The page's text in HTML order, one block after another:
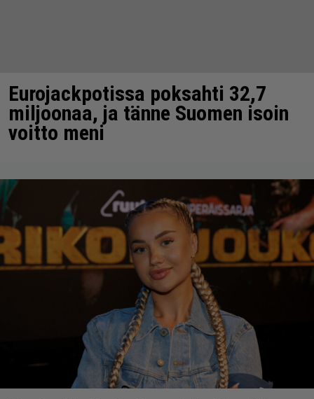
Eurojackpotissa poksahti 32,7
miljoonaa, ja tänne Suomen isoin
voitto meni